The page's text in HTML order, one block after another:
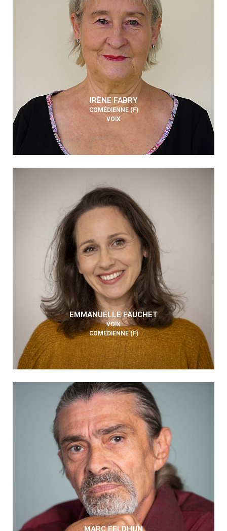
IRÈNE FABRY
COMÉDIENNE (F)
VOIX
EMMANUELLE FAUCHET
VOIX
COMÉDIENNE (F)
MARC FELDHUN